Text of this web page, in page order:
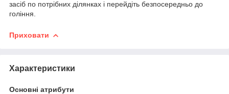
засіб по потрібних ділянках і перейдіть безпосередньо до
гоління.
Приховати
Характеристики
Основні атрибути